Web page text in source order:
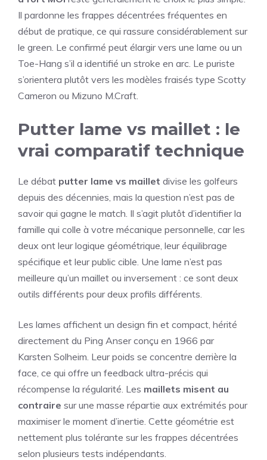
Il pardonne les frappes décentrées fréquentes en
début de pratique, ce qui rassure considérablement sur
le green. Le confirmé peut élargir vers une lame ou un
Toe-Hang s’il a identifié un stroke en arc. Le puriste
s’orientera plutôt vers les modèles fraisés type Scotty
Cameron ou Mizuno M.Craft.
Putter lame vs maillet : le
vrai comparatif technique
Le débat putter lame vs maillet divise les golfeurs
depuis des décennies, mais la question n’est pas de
savoir qui gagne le match. Il s’agit plutôt d’identifier la
famille qui colle à votre mécanique personnelle, car les
deux ont leur logique géométrique, leur équilibrage
spécifique et leur public cible. Une lame n’est pas
meilleure qu’un maillet ou inversement : ce sont deux
outils différents pour deux profils différents.
Les lames affichent un design fin et compact, hérité
directement du Ping Anser conçu en 1966 par
Karsten Solheim. Leur poids se concentre derrière la
face, ce qui offre un feedback ultra-précis qui
récompense la régularité. Les maillets misent au
contraire sur une masse répartie aux extrémités pour
maximiser le moment d’inertie. Cette géométrie est
nettement plus tolérante sur les frappes décentrées
selon plusieurs tests indépendants.